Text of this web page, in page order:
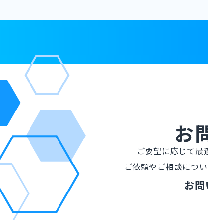
お
ご要望に応じて最
ご依頼やご相談につい
お